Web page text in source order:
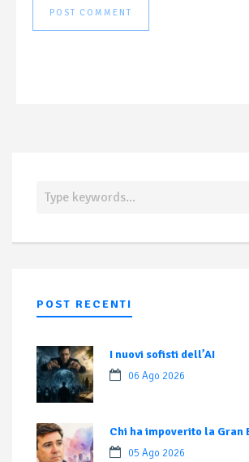
POST RECENTI
I nuovi sofisti dell’AI
06 Ago 2026
Chi ha impoverito la Gran
05 Ago 2026